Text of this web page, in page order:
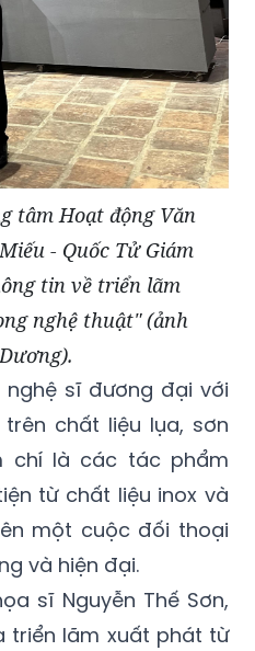
tâm Hoạt động Văn
- Quốc Tử Giám
tin về triển lãm
nghệ thuật" (ảnh
sĩ đương đại với
chất liệu lụa, sơn
chí là các tác phẩm
từ chất liệu inox và
một cuộc đối thoại
và hiện đại.
sĩ Nguyễn Thế Sơn,
triển lãm xuất phát từ